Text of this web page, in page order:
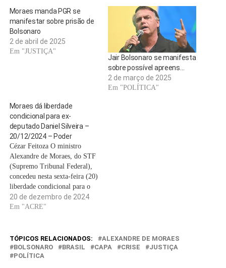
Moraes manda PGR se
manifestar sobre prisão de
Bolsonaro
2 de abril de 2025
Em "JUSTIÇA"
Jair Bolsonaro se manifesta
sobre possível apreens…
2 de março de 2025
Em "POLÍTICA"
Moraes dá liberdade
condicional para ex-
deputado Daniel Silveira –
20/12/2024 – Poder
Cézar Feitoza O ministro
Alexandre de Moraes, do STF
(Supremo Tribunal Federal),
concedeu nesta sexta-feira (20)
liberdade condicional para o
ex-deputado federal Daniel
Silveira. A decisão foi tomada
meses de prisão com
"excelente conduta carcerária"
e sem registro…
20 de dezembro de 2024
Em "ACRE"
TÓPICOS RELACIONADOS:
ALEXANDRE DE MORAES
BOLSONARO
BRASIL CAPA CRISE
JUSTIÇA
POLÍTICA